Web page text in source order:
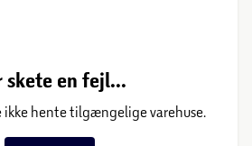
skete en fejl...
ikke hente tilgængelige varehuse.